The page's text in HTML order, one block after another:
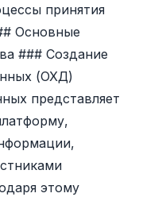
принятия
Основные
### Создание
(ОХД)
представляет
этому